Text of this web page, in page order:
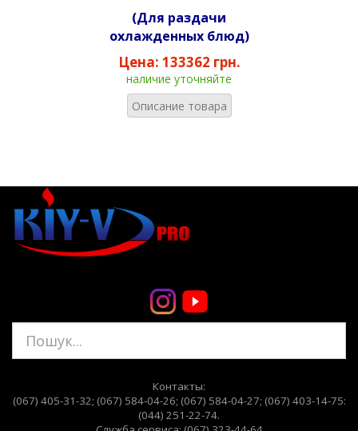
(Для раздачи
охлажденных блюд)
Цена: 133362 грн.
наличие уточняйте
Описание товара
Контакты:
(067) 405-31-32; (067) 584-04-26; (067) 584-04-27; (067) 403-14-75:
(044) 251-22-74.